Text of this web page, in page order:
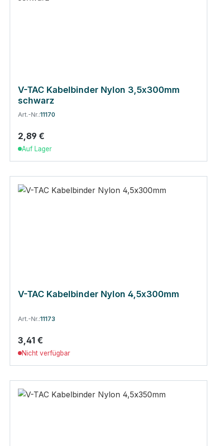
V-TAC Kabelbinder Nylon 3,5x300mm
schwarz
Art.-Nr.:11170
Regulärer Preis:
2,89 €
Auf Lager
V-TAC Kabelbinder Nylon 4,5x300mm
Art.-Nr.:11173
Regulärer Preis:
3,41 €
Nicht verfügbar